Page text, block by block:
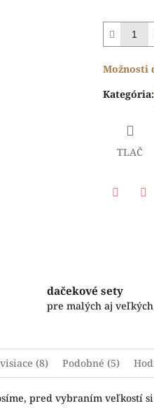
Možnosti
Kategória:
TLAČ
dačekové sety
pre malých aj veľkých
(8) Podobné (5)
pred vybraním veľkostí